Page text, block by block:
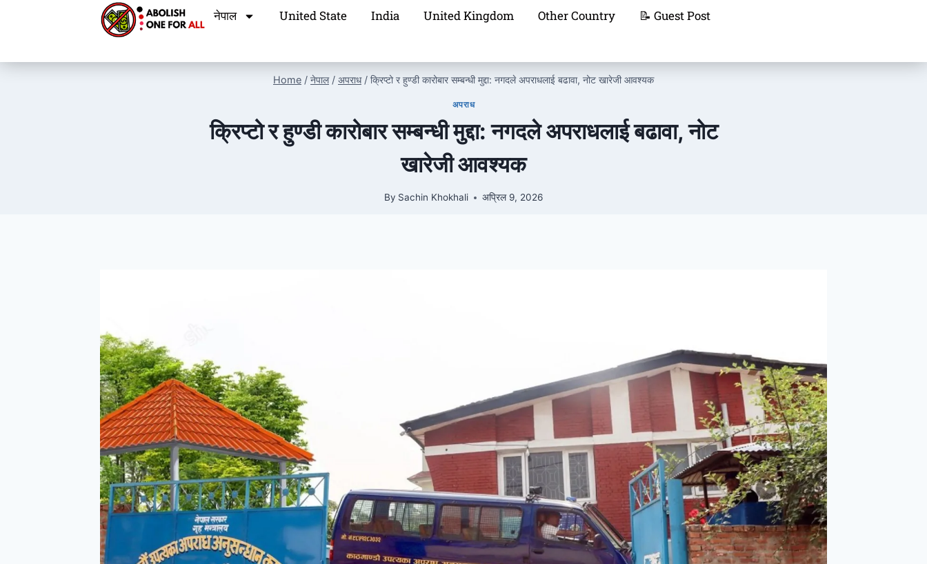
नेपाल United State India United Kingdom Other Country 📝 Guest Post
Home / नेपाल / अपराध / क्रिप्टो र हुण्डी कारोबार सम्बन्धी मुद्दा: नगदले अपराधलाई बढावा, नोट खारेजी आवश्यक
अपराध
क्रिप्टो र हुण्डी कारोबार सम्बन्धी मुद्दा: नगदले अपराधलाई बढावा, नोट
खारेजी आवश्यक
By Sachin Khokhali अप्रिल 9, 2026